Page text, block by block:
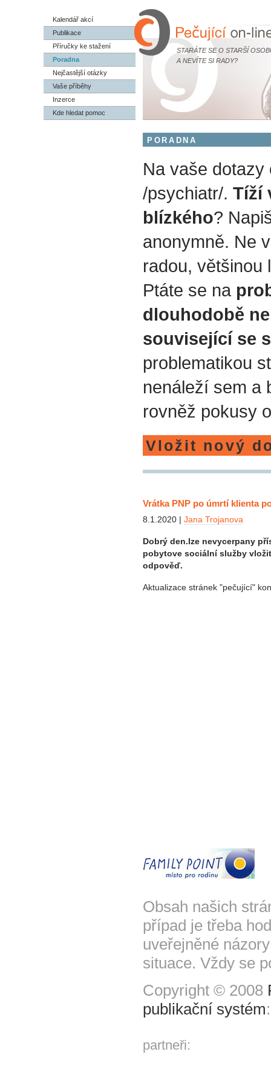
STARÁTE SE O STARŠÍ
A NEVÍTE SI RADY?
Kalendář akcí
Publikace
Příručky ke stažení
Poradna
Nejčastější otázky
Vaše příběhy
Inzerce
Kde hledat pomoc
PORADNA
Na vaše dotazy
/psychiatr/. Tíží
blízkého?
anonymně. Ne
radou, většinou
Ptáte se na
dlouhodobě
související se
problematikou
nenáleží sem a
rovněž pokusy
Vložit nový
Vrátka PNP po úmrtí klienta
8.1.2020 | Jana Trojanova
Dobrý den.lze nevycerpany
pobytove sociální služby
odpověď.
Aktualizace stránek "pečující"
Obsah našich
případ je třeba
uveřejněné
situace. Vždy se
Copyright © 2008
publikační systém
partneři: